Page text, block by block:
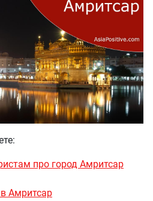
про город Амритсар
Амритсар